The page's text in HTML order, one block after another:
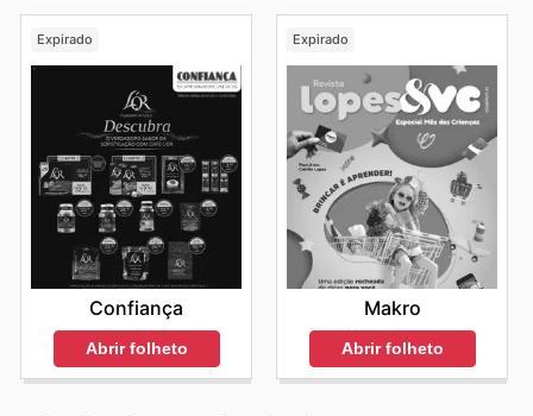
Expirado
Confiança
Abrir folheto
Expirado
Makro
Abrir folheto